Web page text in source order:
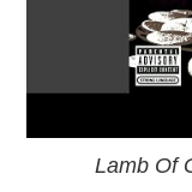
Lamb Of